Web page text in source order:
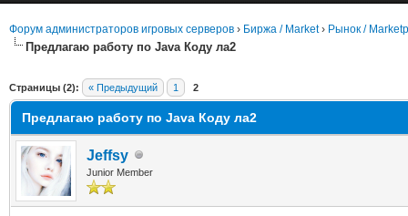
Форум администраторов игровых серверов › Биржа / Market› Рынок /
Предлагаю работу по Java Коду ла2
Страницы (2): « Предыдущий 1 2
Предлагаю работу по Java Коду ла2
Jeffsy
Junior Member